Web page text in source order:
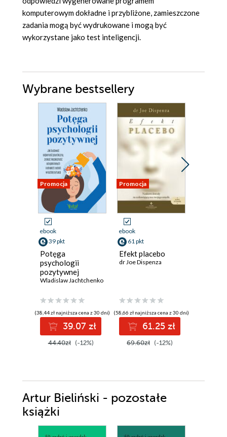
komputerowym dokładne i przybliżone, zamieszczone
zadania mogą być wydrukowane i mogą być
wykorzystane jako test inteligencji.
Wybrane bestsellery
Promocja
ebook
39 pkt
Potęga
psychologii
pozytywnej
Wladislaw Jachtchenko
(38,44 zł najniższa cena z 30 dni)
39.07 zł
44.40zł (-12%)
Promocja
ebook
61 pkt
Efekt placebo
dr Joe Dispenza
(58,66 zł najniższa cena z 30 dni)
61.25 zł
69.60zł (-12%)
Artur Bieliński - pozostałe
książki